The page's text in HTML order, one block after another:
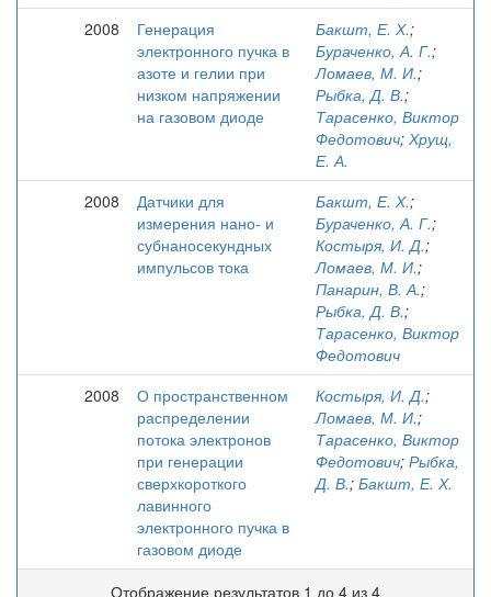
2008
Генерация
электронного пучка в
азоте и гелии при
низком напряжении
на газовом диоде
Бакшт, Е. Х.;
Бураченко, А. Г.;
Ломаев, М. И.;
Рыбка, Д. В.;
Тарасенко, Виктор
Федотович; Хрущ,
Е. А.
2008
Датчики для
измерения нано- и
субнаносекундных
импульсов тока
Бакшт, Е. Х.;
Бураченко, А. Г.;
Костыря, И. Д.;
Ломаев, М. И.;
Панарин, В. А.;
Рыбка, Д. В.;
Тарасенко, Виктор
Федотович
2008
О пространственном
распределении
потока электронов
при генерации
сверхкороткого
лавинного
электронного пучка в
газовом диоде
Костыря, И. Д.;
Ломаев, М. И.;
Тарасенко, Виктор
Федотович; Рыбка,
Д. В.; Бакшт, Е. Х.
Отображение результатов 1 до 4 из 4